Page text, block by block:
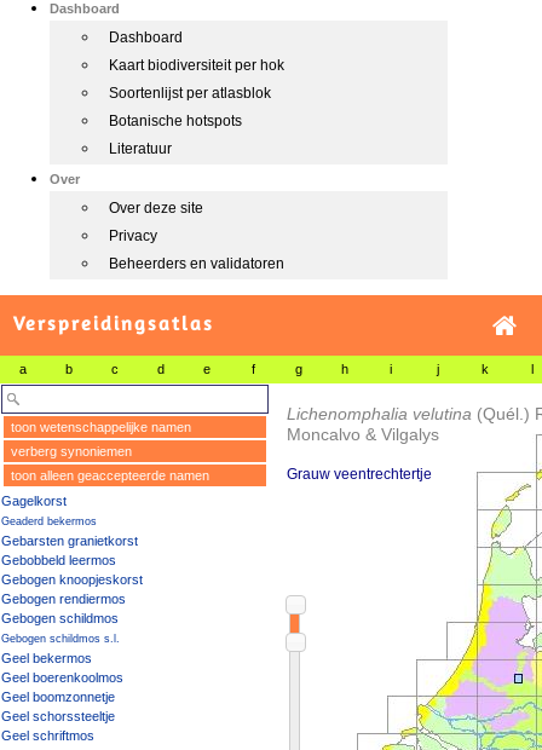
Dashboard
Dashboard
Kaart biodiversiteit per hok
Soortenlijst per atlasblok
Botanische hotspots
Literatuur
Over
Over deze site
Privacy
Beheerders en validatoren
Verspreidingsatlas
a b c d e f g h i j k l
toon wetenschappelijke namen
verberg synoniemen
toon alleen geaccepteerde namen
Gagelkorst
Geaderd bekermos
Gebarsten granietkorst
Gebobbeld leermos
Gebogen knoopjeskorst
Gebogen rendiermos
Gebogen schildmos
Gebogen schildmos s.l.
Geel bekermos
Geel boerenkoolmos
Geel boomzonnetje
Geel schorssteeltje
Geel schriftmos
Lichenomphalia velutina (Quél.)
Moncalvo & Vilgalys
Grauw veentrechtertje